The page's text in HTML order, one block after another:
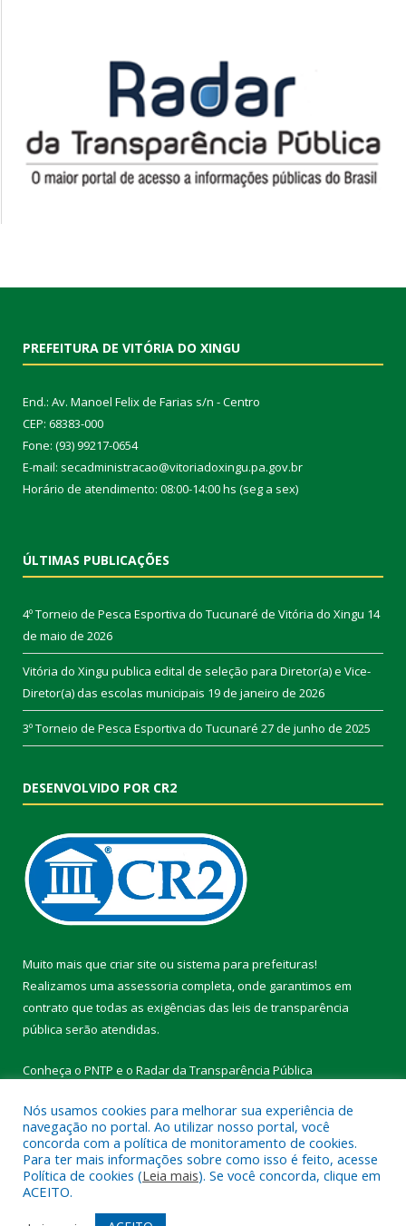
PREFEITURA DE VITÓRIA DO XINGU
End.: Av. Manoel Felix de Farias s/n - Centro
CEP: 68383-000
Fone: (93) 99217-0654
E-mail: secadministracao@vitoriadoxingu.pa.gov.br
Horário de atendimento: 08:00-14:00 hs (seg a sex)
ÚLTIMAS PUBLICAÇÕES
4º Torneio de Pesca Esportiva do Tucunaré de Vitória do Xingu 14
de maio de 2026
Vitória do Xingu publica edital de seleção para Diretor(a) e Vice-
Diretor(a) das escolas municipais 19 de janeiro de 2026
3º Torneio de Pesca Esportiva do Tucunaré 27 de junho de 2025
DESENVOLVIDO POR CR2
Muito mais que criar site ou sistema para prefeituras!
Realizamos uma assessoria completa, onde garantimos em
contrato que todas as exigências das leis de transparência
pública serão atendidas.
Conheça o PNTP e o Radar da Transparência Pública
Todos os direitos reservados a Prefeitura Municipal de Vitória do
Xingu.
Nós usamos cookies para melhorar sua experiência de
navegação no portal. Ao utilizar nosso portal, você
concorda com a política de monitoramento de cookies.
Para ter mais informações sobre como isso é feito, acesse
Política de cookies (Leia mais). Se você concorda, clique em
ACEITO.